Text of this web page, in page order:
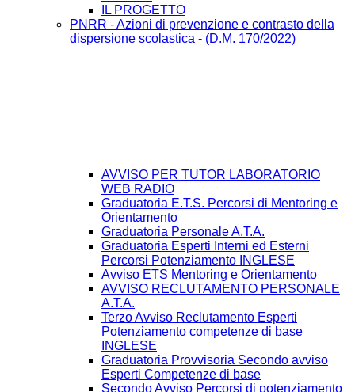
IL PROGETTO
PNRR - Azioni di prevenzione e contrasto della
dispersione scolastica - (D.M. 170/2022)
AVVISO PER TUTOR LABORATORIO
WEB RADIO
Graduatoria E.T.S. Percorsi di Mentoring e
Orientamento
Graduatoria Personale A.T.A.
Graduatoria Esperti Interni ed Esterni
Percorsi Potenziamento INGLESE
Avviso ETS Mentoring e Orientamento
AVVISO RECLUTAMENTO PERSONALE
A.T.A.
Terzo Avviso Reclutamento Esperti
Potenziamento competenze di base
INGLESE
Graduatoria Provvisoria Secondo avviso
Esperti Competenze di base
Secondo Avviso Percorsi di potenziamento